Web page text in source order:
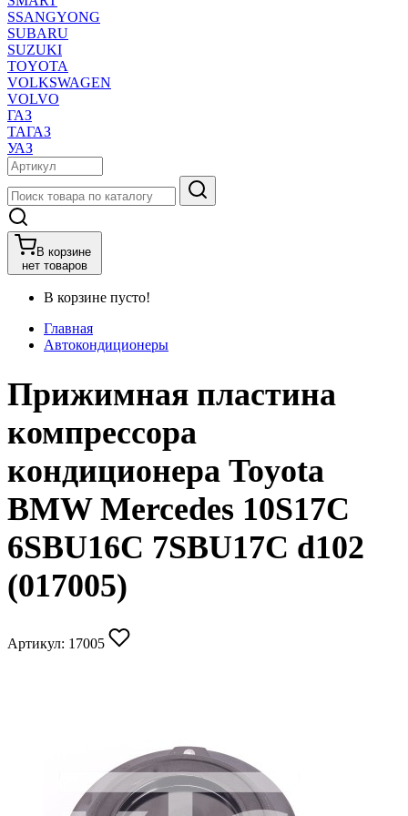
SSANGYONG
SUBARU
SUZUKI
TOYOTA
VOLKSWAGEN
VOLVO
ГАЗ
ТАГАЗ
УАЗ
В корзине
нет товаров
В корзине пусто!
Главная
Автокондиционеры
Прижимная пластина
компрессора
кондиционера Toyota
BMW Mercedes 10S17C
6SBU16С 7SBU17C d102
(017005)
Артикул: 17005